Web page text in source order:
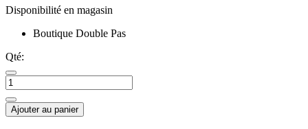
Disponibilité en magasin
Boutique Double Pas
Qté:
Ajouter au panier